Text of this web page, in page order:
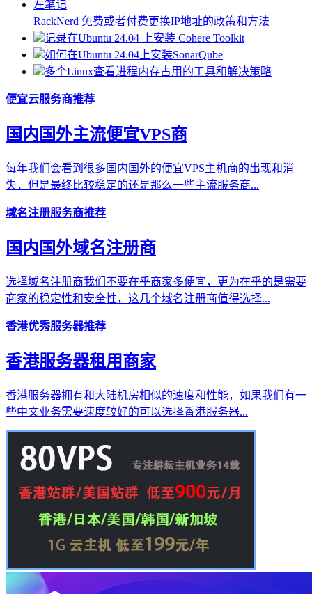
RackNerd 免费或者付费更换IP地址的政策和方法
记录在Ubuntu 24.04 上安装 Cohere Toolkit
如何在Ubuntu 24.04上安装SonarQube
多个Linux查看进程内存占用的工具和解决策略
便宜云服务商推荐
国内国外主流便宜VPS商
每年我们会看到很多国内国外的便宜VPS主机商的出现和消
失，但是最终比较稳定的还是那么一些主流服务商...
域名注册服务商推荐
国内国外域名注册商
选择域名注册商我们不要在乎商家多便宜，更为在乎的是需要
商家的稳定性和安全性，这几个域名注册商值得选择...
香港优秀服务器推荐
香港服务器租用商家
香港服务器拥有和大陆机房相似的速度和性能，如果我们有一
些中文业务需要速度较好的可以选择香港服务器...